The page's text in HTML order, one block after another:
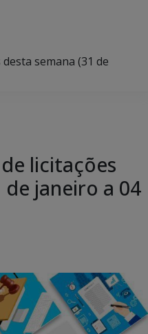
semana (31 de
licitações
janeiro a 04